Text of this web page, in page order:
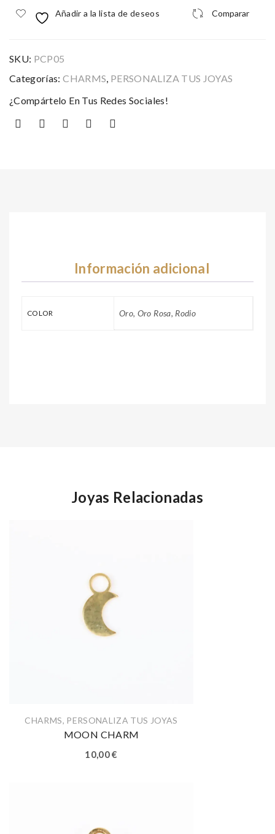
Añadir a la lista de deseos Comparar
SKU: PCP05
Categorías:CHARMS, PERSONALIZA TUS JOYAS
¿Compártelo En Tus Redes Sociales!
Información adicional
COLOR Oro, Oro Rosa, Rodio
Joyas Relacionadas
CHARMS, PERSONALIZA TUS JOYAS
MOON CHARM
10,00€